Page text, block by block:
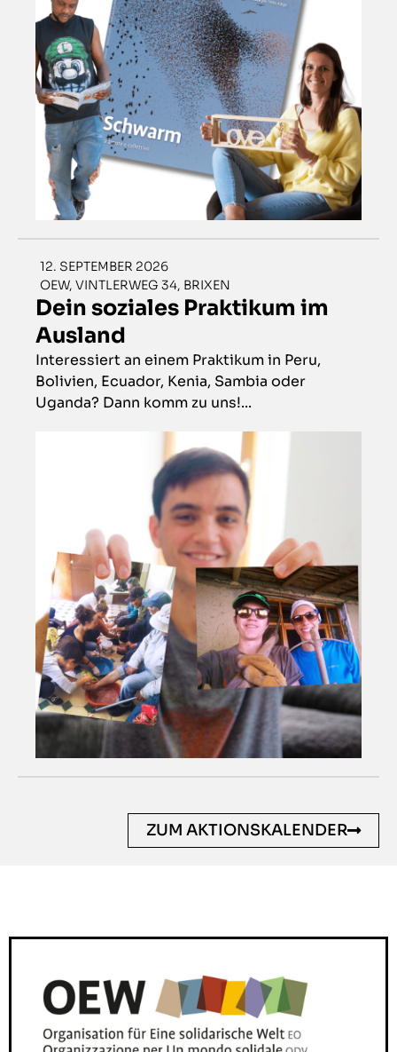
12. SEPTEMBER 2026
OEW, VINTLERWEG 34, BRIXEN
Dein soziales Praktikum im
Ausland
Interessiert an einem Praktikum in Peru,
Bolivien, Ecuador, Kenia, Sambia oder
Uganda? Dann komm zu uns!...
ZUM AKTIONSKALENDER